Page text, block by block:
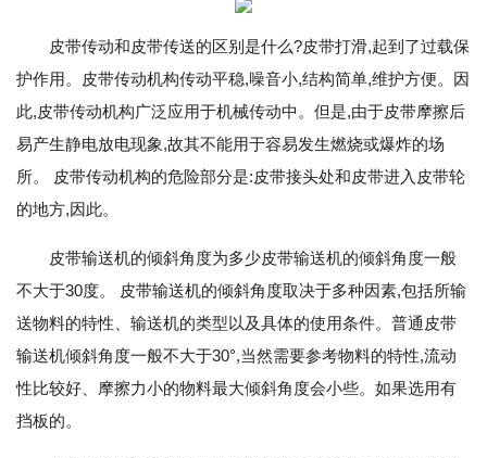
皮带传动和皮带传送的区别是什么?皮带打滑,起到了过载保
护作用。皮带传动机构传动平稳,噪音小,结构简单,维护方便。因
此,皮带传动机构广泛应用于机械传动中。但是,由于皮带摩擦后
易产生静电放电现象,故其不能用于容易发生燃烧或爆炸的场
所。 皮带传动机构的危险部分是:皮带接头处和皮带进入皮带轮
的地方,因此。
皮带输送机的倾斜角度为多少皮带输送机的倾斜角度一般
不大于30度。 皮带输送机的倾斜角度取决于多种因素,包括所输
送物料的特性、输送机的类型以及具体的使用条件。普通皮带
输送机倾斜角度一般不大于30°,当然需要参考物料的特性,流动
性比较好、摩擦力小的物料最大倾斜角度会小些。如果选用有
挡板的。